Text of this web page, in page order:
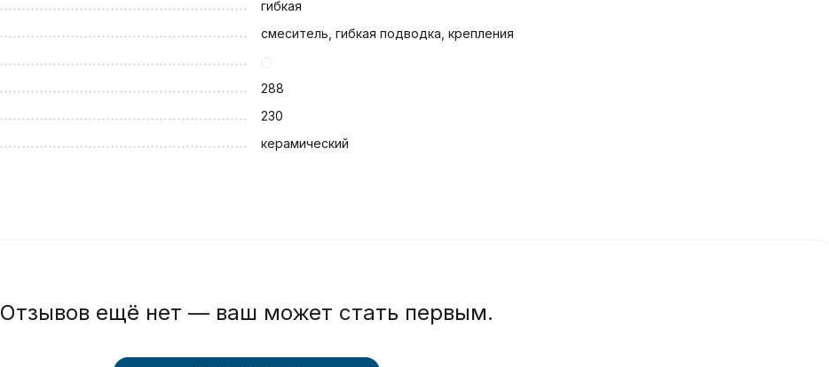
гибкая
смеситель, гибкая подводка, крепления
288
230
керамический
Отзывов ещё нет — ваш может стать первым.